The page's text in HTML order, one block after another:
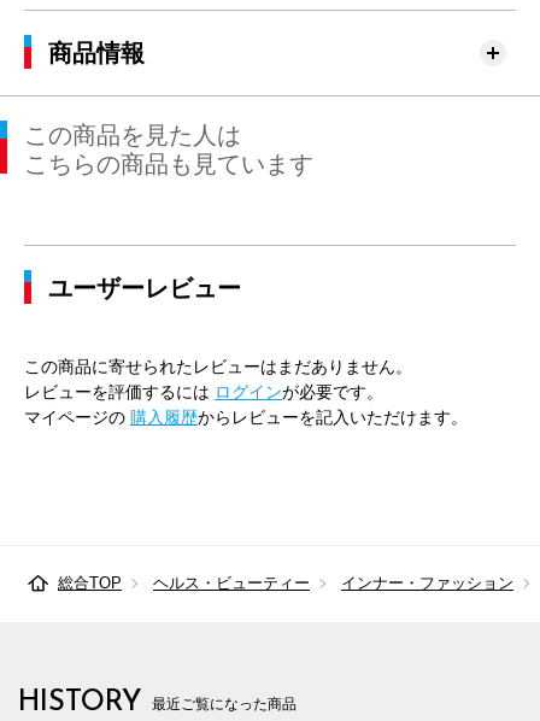
商品情報
この商品を見た人は
こちらの商品も見ています
ユーザーレビュー
この商品に寄せられたレビューはまだありません。
レビューを評価するには ログインが必要です。
マイページの 購入履歴からレビューを記入いただけます。
総合TOP ヘルス・ビューティー インナー・ファッション
HISTORY 最近ご覧になった商品